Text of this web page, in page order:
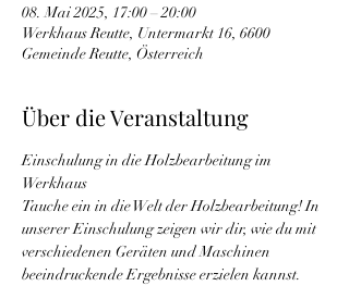
08. Mai 2025, 17:00 – 20:00
Werkhaus Reutte, Untermarkt 16, 6600
Gemeinde Reutte, Österreich
Über die Veranstaltung
Einschulung in die Holzbearbeitung im
Werkhaus
Tauche ein in die Welt der Holzbearbeitung! In
unserer Einschulung zeigen wir dir, wie du mit
verschiedenen Geräten und Maschinen
beeindruckende Ergebnisse erzielen kannst.